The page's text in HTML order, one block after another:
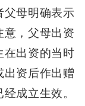
父母明确表示
意，父母出资
在出资的当时
出资后作出赠
成立生效。